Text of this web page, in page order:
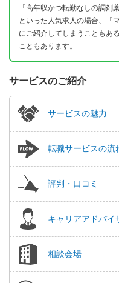
「高年収かつ転勤なしの調剤
といった人気求人の場合、「
にご紹介してしまうこともあ
こともあります。
サービスのご紹介
サービスの魅力
転職サービスの流
評判・口コミ
キャリアアドバイ
相談会場